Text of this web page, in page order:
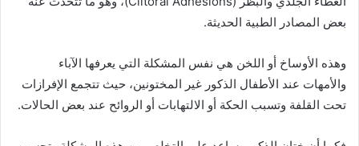
بعض المصادر الطبية الحديثة.
وهذه الأوساخ أو اللخن هي نفس المشكلة التي يعرفها الآباء
والأمهات عند الأطفال الذكور غير المختونين، حيث تتجمع الإفرازات
تحت القلفة وتسبب الحكة أو الالتهابات أو الروائح عند بعض الحالات.